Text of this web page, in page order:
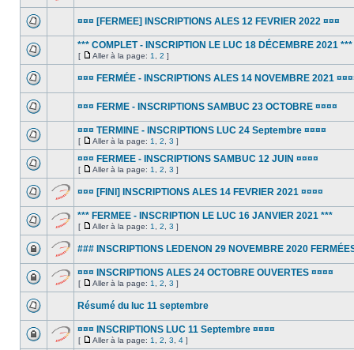
¤¤¤ [FERMEE] INSCRIPTIONS ALES 12 FEVRIER 2022 ¤¤¤
*** COMPLET - INSCRIPTION LE LUC 18 DÉCEMBRE 2021 ***
[ Aller à la page: 1 2 ]
¤¤¤ FERMÉE - INSCRIPTIONS ALES 14 NOVEMBRE 2021
¤¤¤ FERME - INSCRIPTIONS SAMBUC 23 OCTOBRE ¤¤¤¤
¤¤¤ TERMINE - INSCRIPTIONS LUC 24 Septembre ¤¤¤¤
[ Aller à la page: 1 2 3 ]
¤¤¤ FERMEE - INSCRIPTIONS SAMBUC 12 JUIN ¤¤¤¤
[ Aller à la page: 1 2 3 ]
¤¤¤ [FINI] INSCRIPTIONS ALES 14 FEVRIER 2021 ¤¤¤¤
*** FERMEE - INSCRIPTION LE LUC 16 JANVIER 2021 ***
[ Aller à la page: 1 2 3 ]
### INSCRIPTIONS LEDENON 29 NOVEMBRE 2020
¤¤¤ INSCRIPTIONS ALES 24 OCTOBRE OUVERTES ¤¤¤¤
[ Aller à la page: 1 2 3 ]
Résumé du luc 11 septembre
¤¤¤ INSCRIPTIONS LUC 11 Septembre ¤¤¤¤
[ Aller à la page: 1 2 3 4 ]